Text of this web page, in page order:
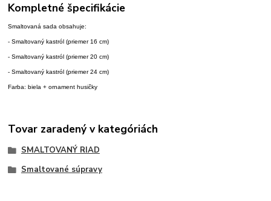
Kompletné špecifikácie
Smaltovaná sada obsahuje:
- Smaltovaný kastról (priemer 16 cm)
- Smaltovaný kastról (priemer 20 cm)
- Smaltovaný kastról (priemer 24 cm)
Farba: biela + ornament husičky
Tovar zaradený v kategóriách
SMALTOVANÝ RIAD
Smaltované súpravy